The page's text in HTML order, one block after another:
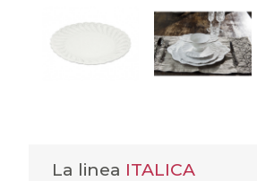
La linea ITALICA